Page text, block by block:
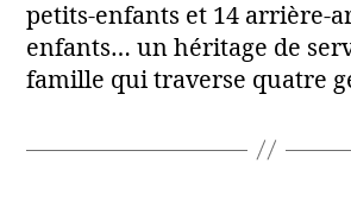
petits-enfants et 14 arrière-
enfants… un héritage de
famille qui traverse quatre